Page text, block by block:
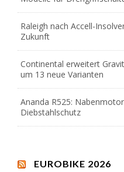
Raleigh nach Accell-
Zukunft
Continental erweitert
um 13 neue Varianten
Ananda R525:
Diebstahlschutz
EUROBIKE 2026